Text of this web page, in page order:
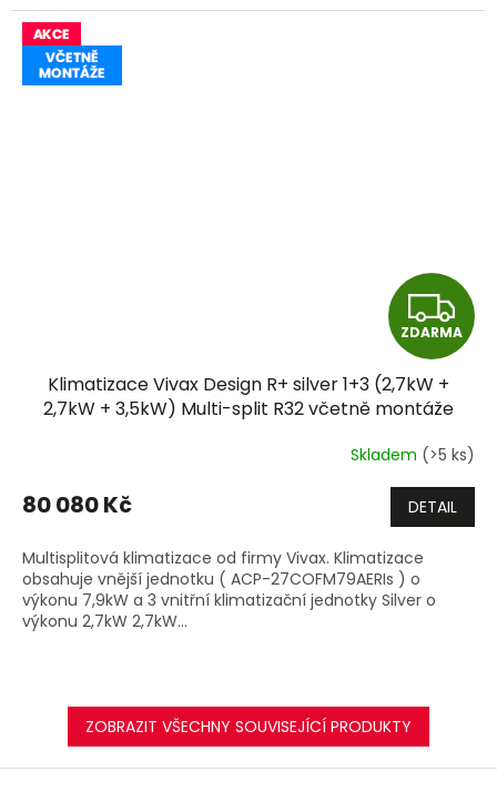
Z
D
R
M
A
ZDARMA
Klimatizace Vivax Design R+ silver 1+3 (2,7kW +
2,7kW + 3,5kW) Multi-split R32 včetně montáže
Skladem (>5 ks)
80 080 Kč DETAIL
Multisplitová klimatizace od firmy Vivax. Klimatizace
obsahuje vnější jednotku ( ACP-27COFM79AERIs ) o
výkonu 7,9kW a 3 vnitřní klimatizační jednotky Silver o
výkonu 2,7kW 2,7kW...
ZOBRAZIT VŠECHNY SOUVISEJÍCÍ PRODUKTY
Z